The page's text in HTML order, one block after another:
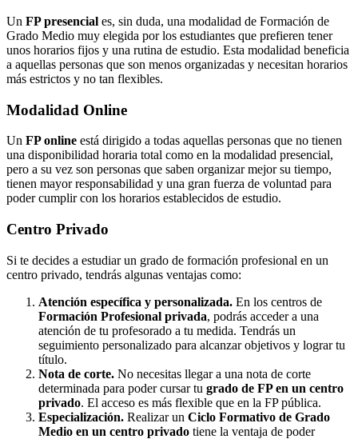
Un FP presencial es, sin duda, una modalidad de Formación de
Grado Medio muy elegida por los estudiantes que prefieren tener
unos horarios fijos y una rutina de estudio. Esta modalidad beneficia
a aquellas personas que son menos organizadas y necesitan horarios
más estrictos y no tan flexibles.
Modalidad Online
Un FP online está dirigido a todas aquellas personas que no tienen
una disponibilidad horaria total como en la modalidad presencial,
pero a su vez son personas que saben organizar mejor su tiempo,
tienen mayor responsabilidad y una gran fuerza de voluntad para
poder cumplir con los horarios establecidos de estudio.
Centro Privado
Si te decides a estudiar un grado de formación profesional en un
centro privado, tendrás algunas ventajas como:
Atención específica y personalizada. En los centros de
Formación Profesional privada, podrás acceder a una
atención de tu profesorado a tu medida. Tendrás un
seguimiento personalizado para alcanzar objetivos y lograr tu
título.
Nota de corte. No necesitas llegar a una nota de corte
determinada para poder cursar tu grado de FP en un centro
privado. El acceso es más flexible que en la FP pública.
Especialización. Realizar un Ciclo Formativo de Grado
Medio en un centro privado tiene la ventaja de poder